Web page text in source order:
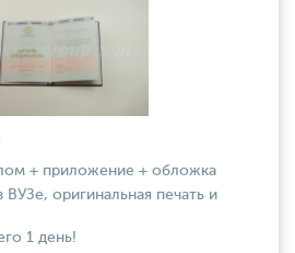
+ приложение + обложка
ВУЗе, оригинальная печать и
1 день!